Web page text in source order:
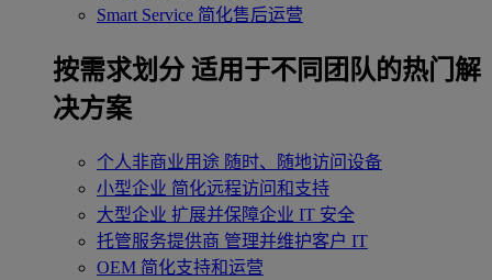
Smart Service 简化售后运营
按需求划分 适用于不同团队的热门解
决方案
个人非商业用途 随时、随地访问设备
小型企业 简化远程访问和支持
大型企业 扩展并保障企业 IT 安全
托管服务提供商 管理并维护客户 IT
OEM 简化支持和运营